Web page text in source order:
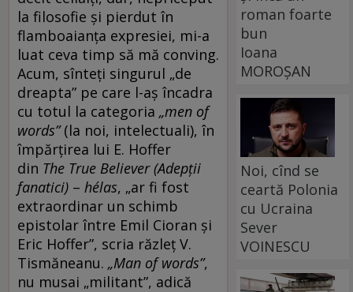
la filosofie și pierdut în
flamboaianța expresiei, mi-a
luat ceva timp să mă conving.
Acum, sînteți singurul „de
dreapta” pe care l-aș încadra
cu totul la categoria „men of
words”(la noi, intelectuali), în
împărțirea lui E. Hoffer
din The True Believer (Adepții
fanatici) – hélas, „ar fi fost
extraordinar un schimb
epistolar între Emil Cioran și
Eric Hoffer”, scria răzleț V.
Tismăneanu. „Man of words”,
nu musai „militant”, adică
roman foarte
bun
Ioana
MOROȘAN
Noi, cînd se
ceartă Polonia
cu Ucraina
Sever
VOINESCU